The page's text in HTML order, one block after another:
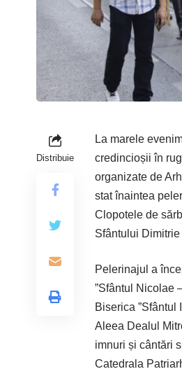
Distribuie
La marele
credincioșii în
organizate de
stat înaintea
Clopotele de
Sfântului
Pelerinajul a
”Sfântul Nicolae
Biserica ”Sfântul
Aleea Dealul
imnuri și cântări
Catedrala